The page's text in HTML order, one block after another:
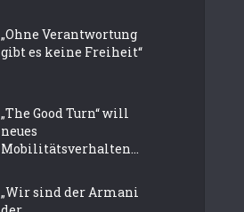
„Ohne Verantwortung
gibt es keine Freiheit“
„The Good Turn“ will
neues
Mobilitätsverhalten...
„Wir sind der Armani